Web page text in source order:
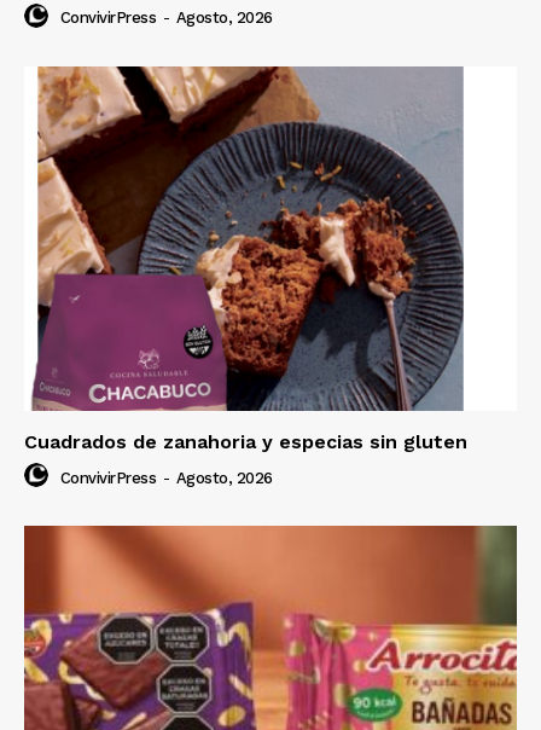
ConvivirPress - Agosto, 2026
Cuadrados de zanahoria y especias sin gluten
ConvivirPress - Agosto, 2026